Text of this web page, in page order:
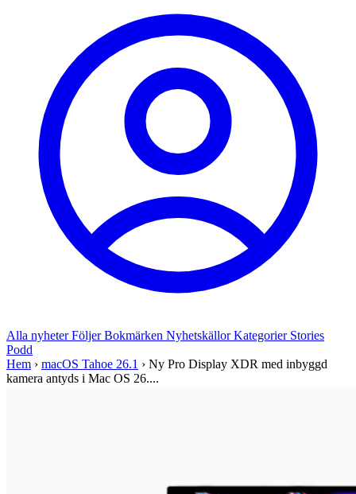
Alla nyheterFöljerBokmärken NyhetskällorKategorier Stories
Podd
Hem › macOS Tahoe 26.1 › Ny Pro Display XDR med inbyggd
kamera antyds i Mac OS 26....